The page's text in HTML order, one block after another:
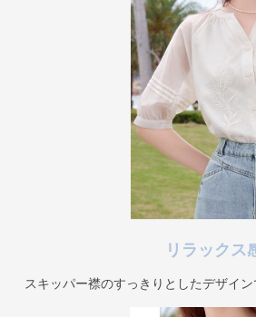
リラックス
スキッパー襟のすっきりとしたデザイ